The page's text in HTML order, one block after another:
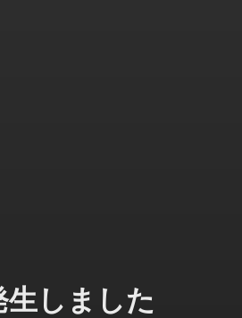
しました